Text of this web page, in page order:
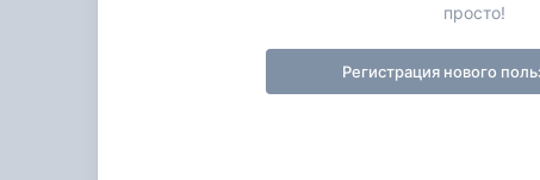
просто!
Регистрация нового